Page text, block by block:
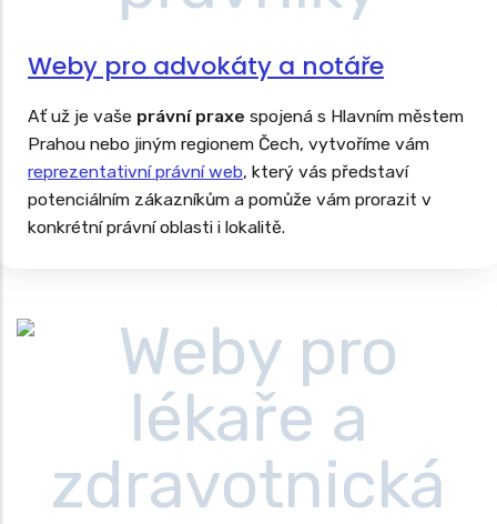
Weby pro advokáty a notáře
Ať už je vaše právní praxe spojená s Hlavním městem
Prahou nebo jiným regionem Čech, vytvoříme vám
reprezentativní právní web, který vás představí
potenciálním zákazníkům a pomůže vám prorazit v
konkrétní právní oblasti i lokalitě.